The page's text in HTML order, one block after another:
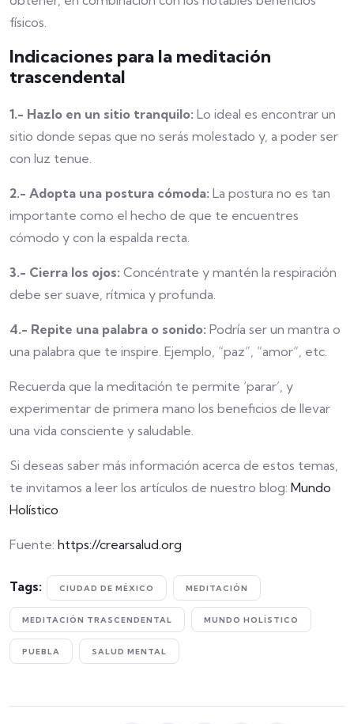
físicos.
Indicaciones para la meditación
trascendental
1.- Hazlo en un sitio tranquilo: Lo ideal es encontrar un
sitio donde sepas que no serás molestado y, a poder ser
con luz tenue.
2.- Adopta una postura cómoda: La postura no es tan
importante como el hecho de que te encuentres
cómodo y con la espalda recta.
3.- Cierra los ojos: Concéntrate y mantén la respiración
debe ser suave, rítmica y profunda.
4.- Repite una palabra o sonido: Podría ser un mantra o
una palabra que te inspire. Ejemplo, “paz”, “amor”, etc.
Recuerda que la meditación te permite ‘parar’, y
experimentar de primera mano los beneficios de llevar
una vida consciente y saludable.
Si deseas saber más información acerca de estos temas,
te invitamos a leer los artículos de nuestro blog: Mundo
Holístico
Fuente: https://crearsalud.org
Tags: CIUDAD DE MÉXICO MEDITACIÓN
MEDITACIÓN TRASCENDENTAL MUNDO HOLÍSTICO
PUEBLA SALUD MENTAL